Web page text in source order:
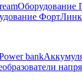
Оборудование
ФортЛинк
bank